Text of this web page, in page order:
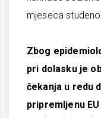
mjeseca
Zbog
pri dolasku je
čekanja u redu
pripremljenu